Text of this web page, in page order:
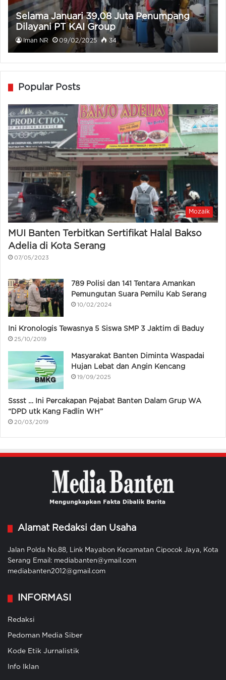
Selama Januari 39,08 Juta Penumpang
Dilayani PT KAI Group
Iman NR 09/02/2025 34
Popular Posts
Mozaik
MUI Banten Terbitkan Sertifikat Halal Bakso
Adelia di Kota Serang
07/05/2023
789 Polisi dan 141 Tentara Amankan
Pemungutan Suara Pemilu Kab Serang
10/02/2024
Ini Kronologis Tewasnya 5 Siswa SMP 3 Jaktim di Baduy
25/10/2019
Masyarakat Banten Diminta Waspadai
Hujan Lebat dan Angin Kencang
19/09/2025
Sssst … Ini Percakapan Pejabat Banten Dalam Grup WA
“DPD utk Kang Fadlin WH”
20/03/2019
Alamat Redaksi dan Usaha
Jalan Polda No.88, Link Mayabon Kecamatan Cipocok Jaya, Kota
Serang Email: mediabanten@ymail.com
mediabanten2012@gmail.com
INFORMASI
Redaksi
Pedoman Media Siber
Kode Etik Jurnalistik
Info Iklan